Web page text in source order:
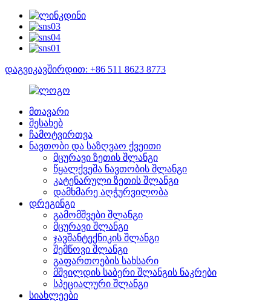
დაგვიკავშირდით: +86 511 8623 8773
მთავარი
შესახებ
ჩამოტვირთვა
ნავთობი და საზღვაო ქვეითი
მცურავი ზეთის შლანგი
წყალქვეშა ნავთობის შლანგი
კატენარული ზეთის შლანგი
დამხმარე აღჭურვილობა
დრეგინგი
გამომშვები შლანგი
მცურავი შლანგი
ჯავშანტექნიკის შლანგი
შემწოვი შლანგი
გაფართოების სახსარი
მშვილდის საბერი შლანგის ნაკრები
სპეციალური შლანგი
სიახლეები